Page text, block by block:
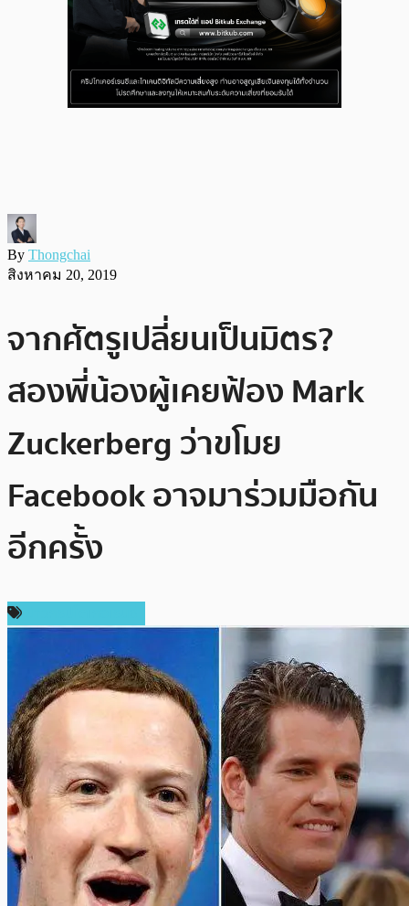
By Thongchai
สิงหาคม 20, 2019
จากศัตรูเปลี่ยนเป็นมิตร?
สองพี่น้องผู้เคยฟ้อง Mark
Zuckerberg ว่าขโมย
Facebook อาจมาร่วมมือกัน
อีกครั้ง